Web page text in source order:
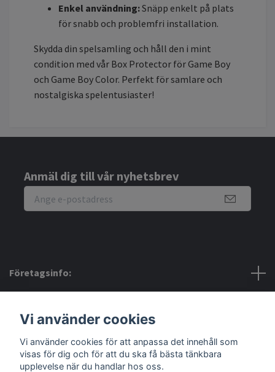
Enkel användning:Snäpp enkelt på plats
för snabb och problemfri installation.
Skydda din spelsamling och håll den i mint
condition med vår Box Protector för Game Boy
och Game Boy Color. Perfekt för samlare och
nostalgiska spelentusiaster!
Anmäl dig till vår nyhetsbrev
Företagsinfo:
Sociala medier
Vi använder cookies
Vi använder cookies för att anpassa det innehåll som
visas för dig och för att du ska få bästa tänkbara
upplevelse när du handlar hos oss.